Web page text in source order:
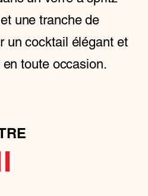
une tranche de
un cocktail élégant et
toute occasion.